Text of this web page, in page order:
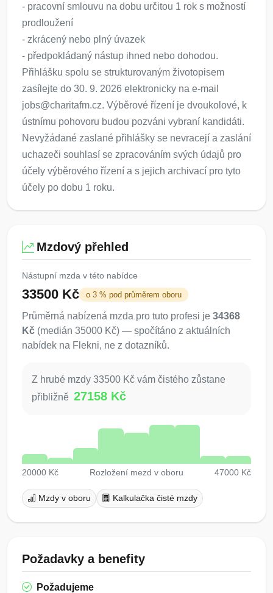
- pracovní smlouvu na dobu určitou 1 rok s možností
prodloužení
- zkrácený nebo plný úvazek
- předpokládaný nástup ihned nebo dohodou.
Přihlášku spolu se strukturovaným životopisem
zasílejte do 30. 9. 2026 elektronicky na e-mail
jobs@charitafm.cz. Výběrové řízení je dvoukolové, k
ústnímu pohovoru budou pozváni vybraní kandidáti.
Nevyžádané zaslané přihlášky se nevracejí a zaslání
uchazeči souhlasí se zpracováním svých údajů pro
účely výběrového řízení a s jejich archivací pro tyto
účely po dobu 1 roku.
Mzdový přehled
Nástupní mzda v této nabídce
33500 Kč o 3 % pod průměrem oboru
Průměrná nabízená mzda pro tuto profesi je 34368
Kč (medián 35000 Kč) — spočítáno z aktuálních
nabídek na Flekni, ne z dotazníků.
Z hrubé mzdy 33500 Kč vám čistého zůstane
přibližně 27158 Kč
20000 Kč Rozložení mezd v oboru 47000 Kč
Mzdy v oboru Kalkulačka čisté mzdy
Požadavky a benefity
Požadujeme